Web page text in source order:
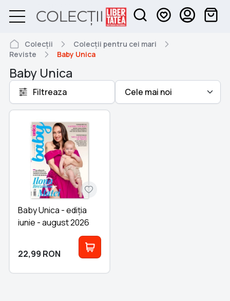
Colecții
Colecții pentru cei mari
Reviste
Baby Unica
Baby Unica
Filtreaza
Baby Unica - ediția
iunie - august 2026
22,99 RON